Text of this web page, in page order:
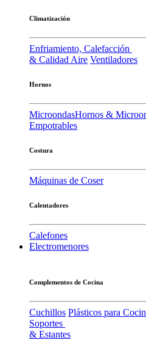
Climatización
Enfriamiento, Calefacción
& Calidad Aire Ventiladores
Hornos
MicroondasHornos &
Empotrables
Costura
Máquinas de Coser
Calentadores
Calefones
Electromenores
Complementos de Cocina
Cuchillos Plásticos para
Soportes
& Estantes